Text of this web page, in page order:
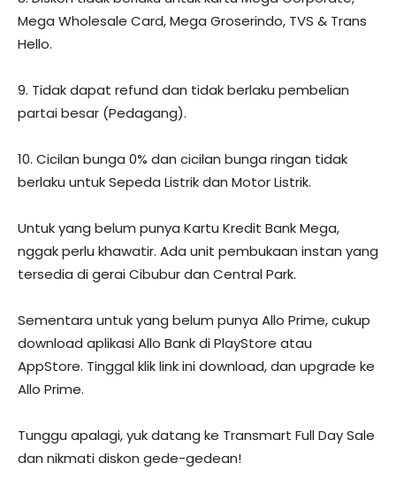
Mega Wholesale Card, Mega Groserindo, TVS & Trans
Hello.
9. Tidak dapat refund dan tidak berlaku pembelian
partai besar (Pedagang).
10. Cicilan bunga 0% dan cicilan bunga ringan tidak
berlaku untuk Sepeda Listrik dan Motor Listrik.
Untuk yang belum punya Kartu Kredit Bank Mega,
nggak perlu khawatir. Ada unit pembukaan instan yang
tersedia di gerai Cibubur dan Central Park.
Sementara untuk yang belum punya Allo Prime, cukup
download aplikasi Allo Bank di PlayStore atau
AppStore. Tinggal klik link ini download, dan upgrade ke
Allo Prime.
Tunggu apalagi, yuk datang ke Transmart Full Day Sale
dan nikmati diskon gede-gedean!